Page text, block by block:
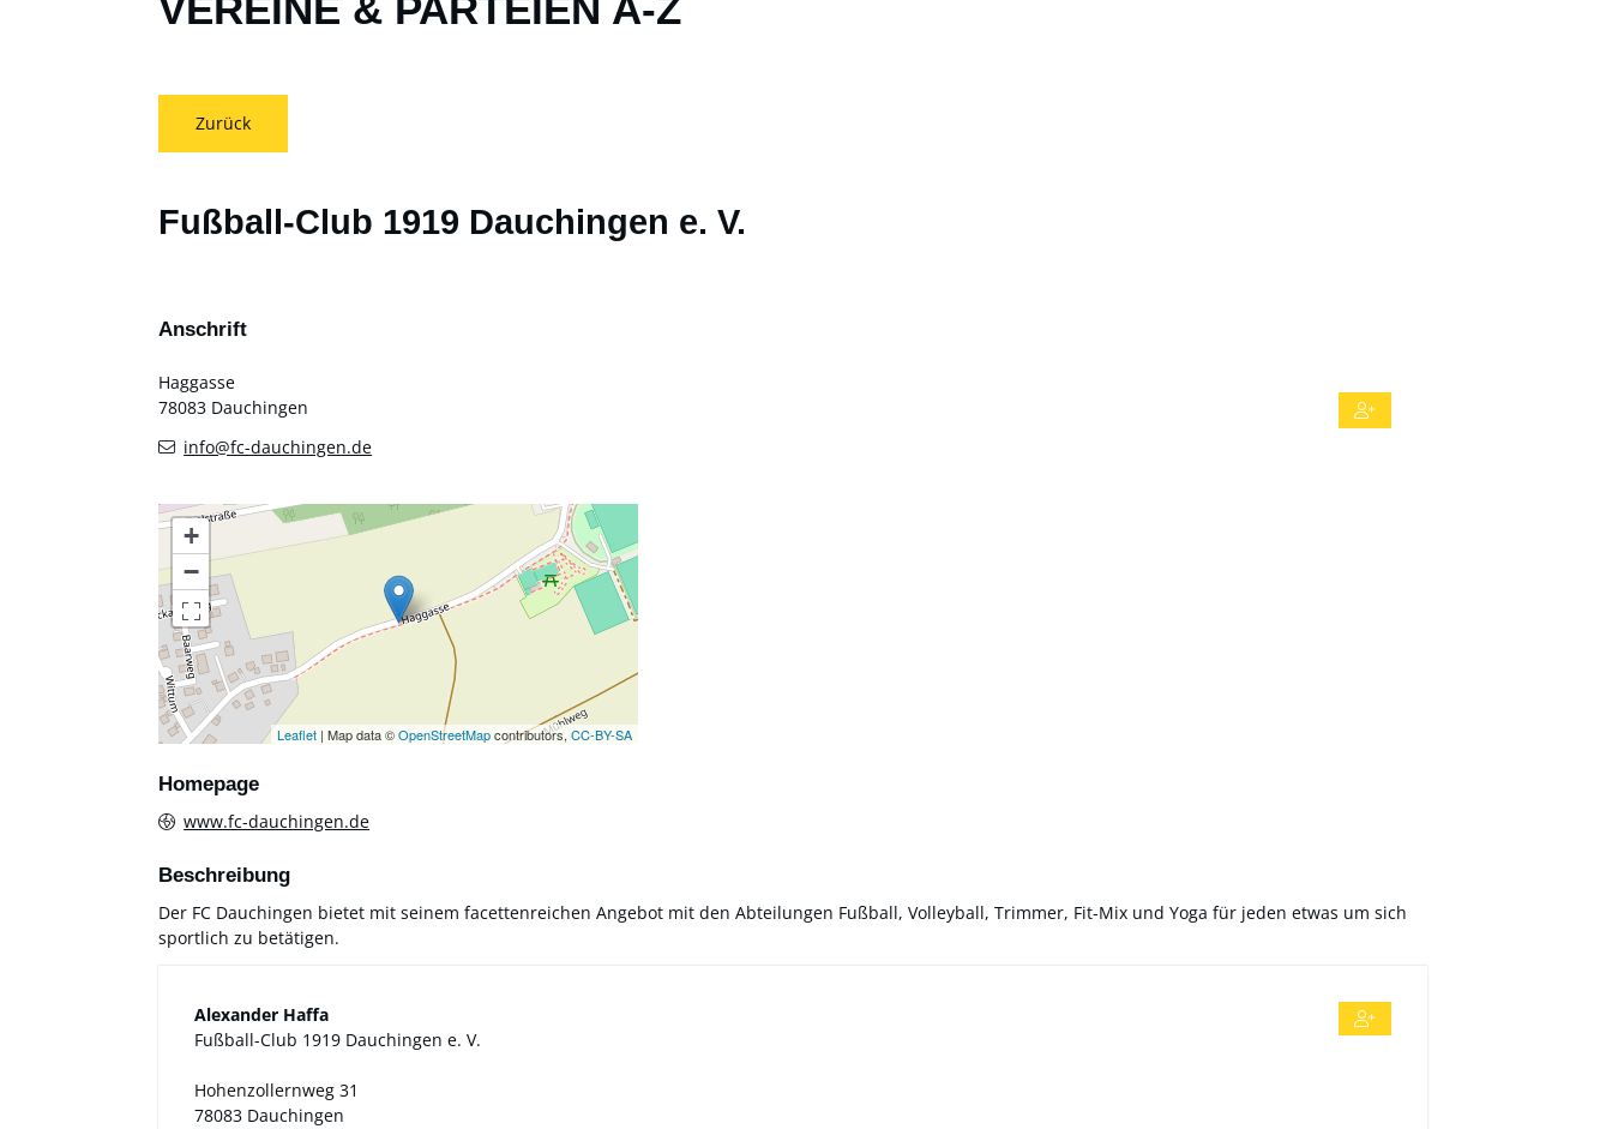
Zurück
Fußball-Club 1919 Dauchingen e. V.
+
−
Leaflet | Map data ©OpenStreetMapcontributors, CC-BY-SA
Anschrift
Haggasse
78083 Dauchingen
info@fc-dauchingen.de
Homepage
www.fc-dauchingen.de
Alexander Haffa
Fußball-Club 1919 Dauchingen e. V.
Hohenzollernweg 31
78083 Dauchingen
Beschreibung
Der FC Dauchingen bietet mit seinem facettenreichen Angebot mit den Abteilungen Fußball, Volleyball, Trimmer, Fit-Mix und Yoga für jeden etwas um sich
sportlich zu betätigen.